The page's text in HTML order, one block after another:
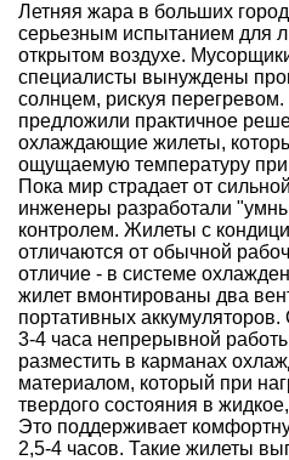
Летняя жара в больших
серьезным испытанием для
открытом воздухе.
специалисты вынуждены
солнцем, рискуя
предложили практичное
охлаждающие жилеты,
ощущаемую температуру
Пока мир страдает от
инженеры разработали
контролем. Жилеты с
отличаются от обычной
отличие - в системе
жилет вмонтированы два
портативных аккумуляторов.
3-4 часа непрерывной
разместить в карманах
материалом, который при
твердого состояния в
Это поддерживает
2,5-4 часов. Такие жилеты